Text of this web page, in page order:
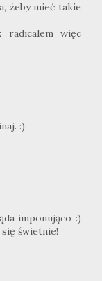
żeby mieć takie
radicalem więc
:)
imponująco :)
świetnie!